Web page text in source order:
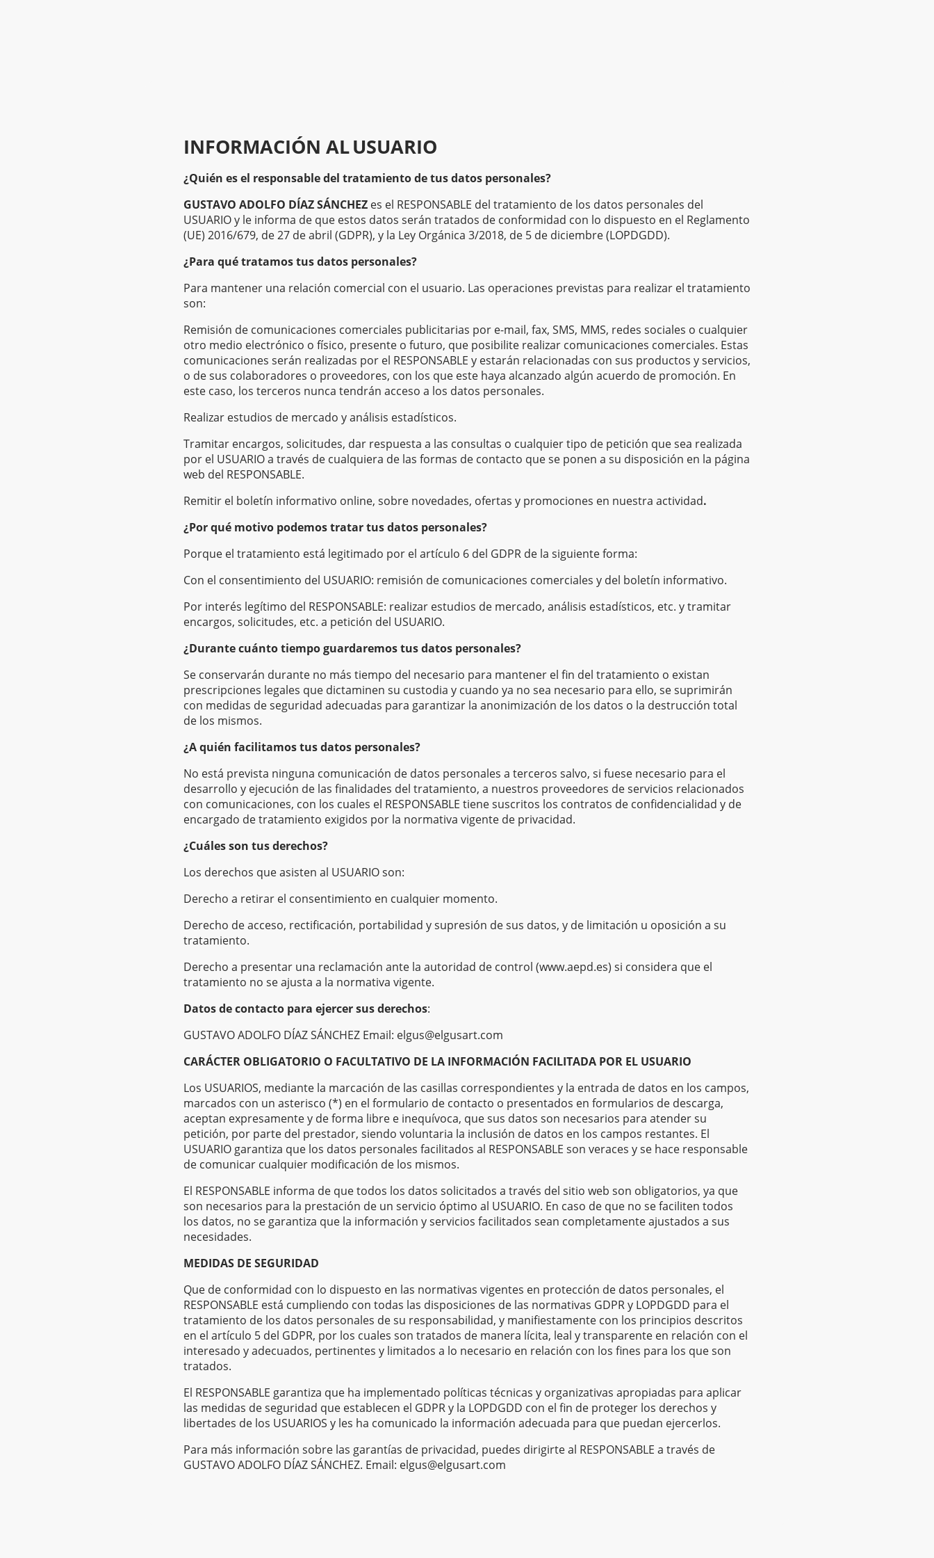
INFORMACIÓN ALUSUARIO
¿Quién es el responsable del tratamiento de tus datos personales?
GUSTAVO ADOLFO DÍAZ SÁNCHEZ es el RESPONSABLE del tratamiento de los datos personales del
USUARIO y le informa de que estos datos serán tratados de conformidad con lo dispuesto en el Reglamento
(UE) 2016/679, de 27 de abril (GDPR), y la Ley Orgánica 3/2018, de 5 de diciembre (LOPDGDD).
¿Para qué tratamos tus datos personales?
Para mantener una relación comercial con el usuario. Las operaciones previstas para realizar el tratamiento
son:
Remisión de comunicaciones comerciales publicitarias por e-mail, fax, SMS, MMS, redes sociales o cualquier
otro medio electrónico o físico, presente o futuro, que posibilite realizar comunicaciones comerciales. Estas
comunicaciones serán realizadas por el RESPONSABLE y estarán relacionadas con sus productos y servicios,
o de sus colaboradores o proveedores, con los que este haya alcanzado algún acuerdo de promoción. En
este caso, los terceros nunca tendrán acceso a los datos personales.
Realizar estudios de mercado y análisis estadísticos.
Tramitar encargos, solicitudes, dar respuesta a las consultas o cualquier tipo de petición que sea realizada
por el USUARIO a través de cualquiera de las formas de contacto que se ponen a su disposición en la página
web del RESPONSABLE.
Remitir el boletín informativo online, sobre novedades, ofertas y promociones en nuestra actividad.
¿Por qué motivo podemos tratar tus datos personales?
Porque el tratamiento está legitimado por el artículo 6 del GDPR de la siguiente forma:
Con el consentimiento del USUARIO: remisión de comunicaciones comerciales y del boletín informativo.
Por interés legítimo del RESPONSABLE: realizar estudios de mercado, análisis estadísticos, etc. y tramitar
encargos, solicitudes, etc. a petición del USUARIO.
¿Durante cuánto tiempo guardaremos tus datos personales?
Se conservarán durante no más tiempo del necesario para mantener el fin del tratamiento o existan
prescripciones legales que dictaminen su custodia y cuando ya no sea necesario para ello, se suprimirán
con medidas de seguridad adecuadas para garantizar la anonimización de los datos o la destrucción total
de los mismos.
¿A quién facilitamos tus datos personales?
No está prevista ninguna comunicación de datos personales a terceros salvo, si fuese necesario para el
desarrollo y ejecución de las finalidades del tratamiento, a nuestros proveedores de servicios relacionados
con comunicaciones, con los cuales el RESPONSABLE tiene suscritos los contratos de confidencialidad y de
encargado de tratamiento exigidos por la normativa vigente de privacidad.
¿Cuáles son tus derechos?
Los derechos que asisten al USUARIO son:
Derecho a retirar el consentimiento en cualquier momento.
Derecho de acceso, rectificación, portabilidad y supresión de sus datos, y de limitación u oposición a su
tratamiento.
Derecho a presentar una reclamación ante la autoridad de control (www.aepd.es) si considera que el
tratamiento no se ajusta a la normativa vigente.
Datos de contacto para ejercer sus derechos:
GUSTAVO ADOLFO DÍAZ SÁNCHEZ Email: elgus@elgusart.com
CARÁCTER OBLIGATORIO O FACULTATIVO DE LA INFORMACIÓN FACILITADA POR EL USUARIO
Los USUARIOS, mediante la marcación de las casillas correspondientes y la entrada de datos en los campos,
marcados con un asterisco (*) en el formulario de contacto o presentados en formularios de descarga,
aceptan expresamente y de forma libre e inequívoca, que sus datos son necesarios para atender su
petición, por parte del prestador, siendo voluntaria la inclusión de datos en los campos restantes. El
USUARIO garantiza que los datos personales facilitados al RESPONSABLE son veraces y se hace responsable
de comunicar cualquier modificación de los mismos.
El RESPONSABLE informa de que todos los datos solicitados a través del sitio web son obligatorios, ya que
son necesarios para la prestación de un servicio óptimo al USUARIO. En caso de que no se faciliten todos
los datos, no se garantiza que la información y servicios facilitados sean completamente ajustados a sus
necesidades.
MEDIDAS DE SEGURIDAD
Que de conformidad con lo dispuesto en las normativas vigentes en protección de datos personales, el
RESPONSABLE está cumpliendo con todas las disposiciones de las normativas GDPR y LOPDGDD para el
tratamiento de los datos personales de su responsabilidad, y manifiestamente con los principios descritos
en el artículo 5 del GDPR, por los cuales son tratados de manera lícita, leal y transparente en relación con el
interesado y adecuados, pertinentes y limitados a lo necesario en relación con los fines para los que son
tratados.
El RESPONSABLE garantiza que ha implementado políticas técnicas y organizativas apropiadas para aplicar
las medidas de seguridad que establecen el GDPR y la LOPDGDD con el fin de proteger los derechos y
libertades de los USUARIOS y les ha comunicado la información adecuada para que puedan ejercerlos.
Para más información sobre las garantías de privacidad, puedes dirigirte al RESPONSABLE a través de
GUSTAVO ADOLFO DÍAZ SÁNCHEZ. Email: elgus@elgusart.com